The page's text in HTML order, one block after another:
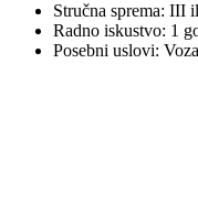
Stručna sprema: III
Radno iskustvo: 1
Posebni uslovi: